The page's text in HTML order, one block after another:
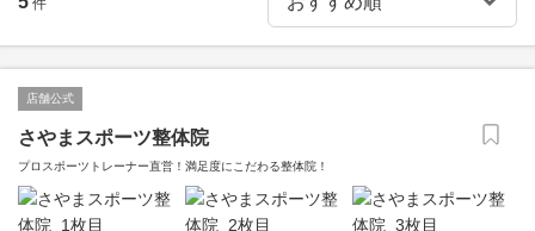
店舗公式
さやまスポーツ整体院
プロスポーツトレーナー直営！満足度にこだわる整体院！